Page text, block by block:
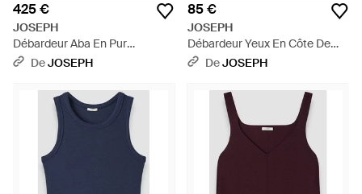
425 €
JOSEPH
Débardeur Aba En Pur
Cachemire - Rouge
DeJOSEPH
85 €
JOSEPH
Débardeur Yeux En Côte De
Coton - Blanc
DeJOSEPH